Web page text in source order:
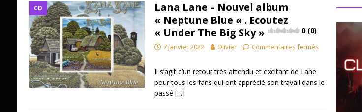
CD
Lana Lane – Nouvel album
« Neptune Blue « . Ecoutez
« Under The Big Sky »
0 (0)
7 janvier 2022 Olivier Commentaires fermés
Il s’agit d’un retour très attendu et excitant de Lane
pour tous les fans qui ont apprécié son travail dans le
passé […]